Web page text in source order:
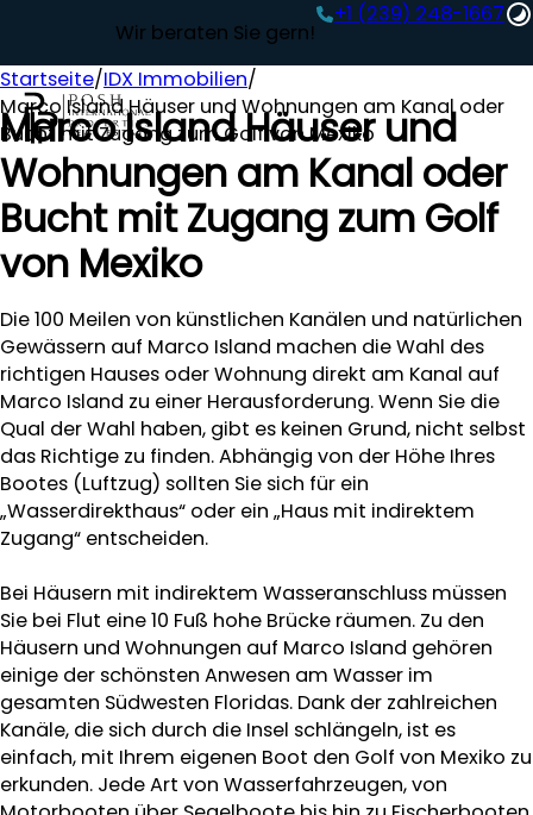
Wir beraten Sie gern!
+1 (239) 248-1667‬
Startseite/IDX Immobilien/
Marco Island Häuser und Wohnungen am Kanal oder
Bucht mit Zugang zum Golf von Mexiko
Marco Island Häuser und
Wohnungen am Kanal oder
Bucht mit Zugang zum Golf
von Mexiko
Die 100 Meilen von künstlichen Kanälen und natürlichen
Gewässern auf Marco Island machen die Wahl des
richtigen Hauses oder Wohnung direkt am Kanal auf
Marco Island zu einer Herausforderung. Wenn Sie die
Qual der Wahl haben, gibt es keinen Grund, nicht selbst
das Richtige zu finden. Abhängig von der Höhe Ihres
Bootes (Luftzug) sollten Sie sich für ein
„Wasserdirekthaus“ oder ein „Haus mit indirektem
Zugang“ entscheiden.
Bei Häusern mit indirektem Wasseranschluss müssen
Sie bei Flut eine 10 Fuß hohe Brücke räumen. Zu den
Häusern und Wohnungen auf Marco Island gehören
einige der schönsten Anwesen am Wasser im
gesamten Südwesten Floridas. Dank der zahlreichen
Kanäle, die sich durch die Insel schlängeln, ist es
einfach, mit Ihrem eigenen Boot den Golf von Mexiko zu
erkunden. Jede Art von Wasserfahrzeugen, von